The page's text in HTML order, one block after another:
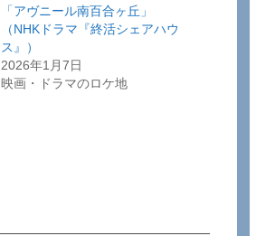
「アヴニール南百合ヶ丘」
（NHKドラマ『終活シェアハウ
ス』）
2026年1月7日
映画・ドラマのロケ地